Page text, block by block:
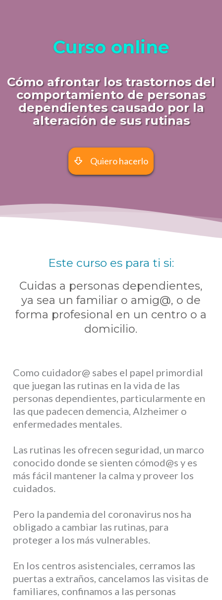
Curso online
Cómo afrontar los trastornos del
comportamiento de personas
dependientes causado por la
alteración de sus rutinas
Quiero hacerlo
Este curso es para ti si:
Cuidas a personas dependientes,
ya sea un familiar o amig@, o de
forma profesional en un centro o a
domicilio.
Como cuidador@ sabes el papel primordial
que juegan las rutinas en la vida de las
personas dependientes, particularmente en
las que padecen demencia, Alzheimer o
enfermedades mentales.
Las rutinas les ofrecen seguridad, un marco
conocido donde se sienten cómod@s y es
más fácil mantener la calma y proveer los
cuidados.
Pero la pandemia del coronavirus nos ha
obligado a cambiar las rutinas, para
proteger a los más vulnerables.
En los centros asistenciales, cerramos las
puertas a extraños, cancelamos las visitas de
familiares, confinamos a las personas